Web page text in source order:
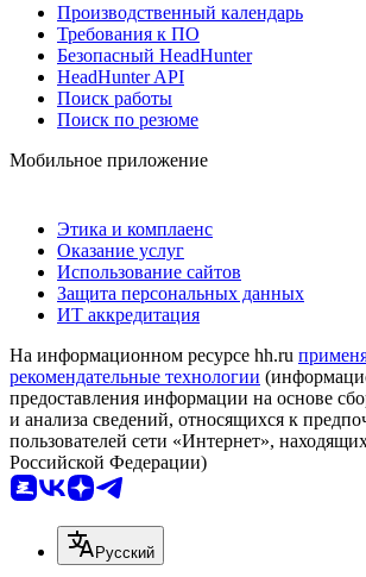
Производственный календарь
Требования к ПО
Безопасный HeadHunter
HeadHunter API
Поиск работы
Поиск по резюме
Мобильное приложение
Этика и комплаенс
Оказание услуг
Использование сайтов
Защита персональных данных
ИТ аккредитация
На информационном ресурсе hh.ru
рекомендательные технологии
предоставления информации на основе
и анализа сведений, относящихся к
пользователей сети «Интернет»,
Российской Федерации)
Русский